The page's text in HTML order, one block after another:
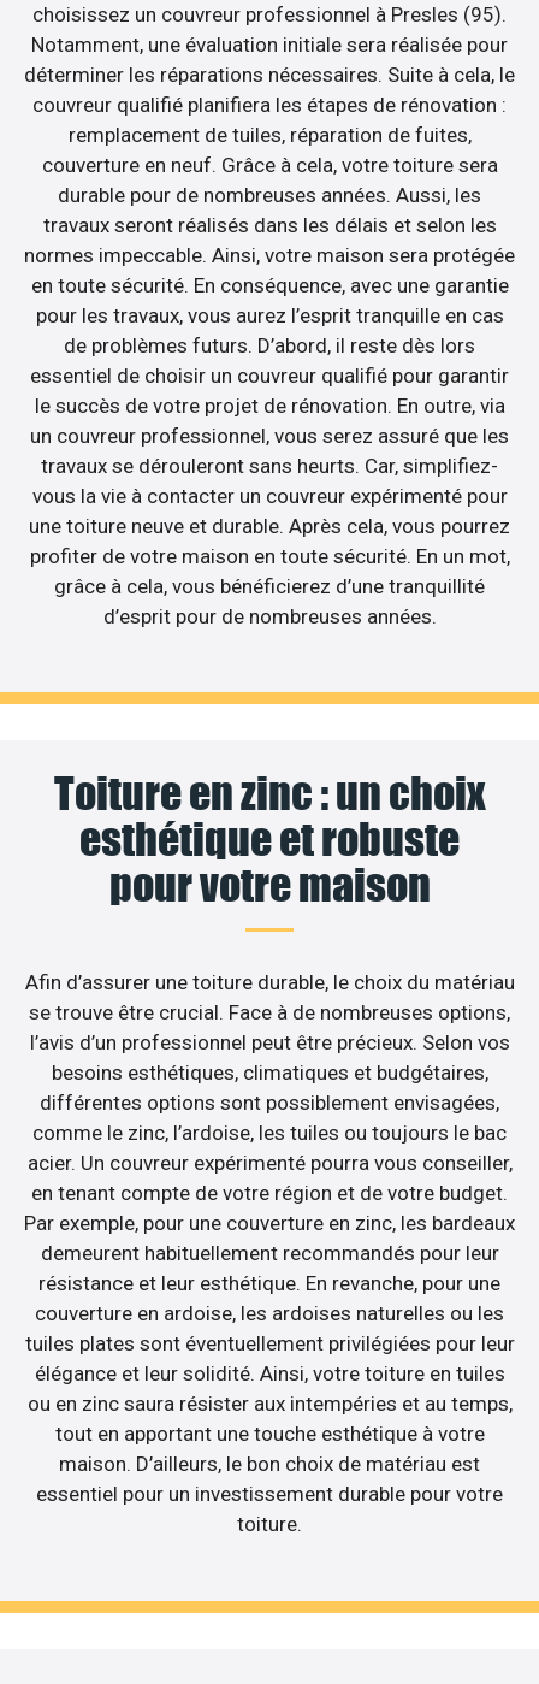
choisissez un couvreur professionnel à Presles (95).
Notamment, une évaluation initiale sera réalisée pour
déterminer les réparations nécessaires. Suite à cela, le
couvreur qualifié planifiera les étapes de rénovation :
remplacement de tuiles, réparation de fuites,
couverture en neuf. Grâce à cela, votre toiture sera
durable pour de nombreuses années. Aussi, les
travaux seront réalisés dans les délais et selon les
normes impeccable. Ainsi, votre maison sera protégée
en toute sécurité. En conséquence, avec une garantie
pour les travaux, vous aurez l’esprit tranquille en cas
de problèmes futurs. D’abord, il reste dès lors
essentiel de choisir un couvreur qualifié pour garantir
le succès de votre projet de rénovation. En outre, via
un couvreur professionnel, vous serez assuré que les
travaux se dérouleront sans heurts. Car, simplifiez-
vous la vie à contacter un couvreur expérimenté pour
une toiture neuve et durable. Après cela, vous pourrez
profiter de votre maison en toute sécurité. En un mot,
grâce à cela, vous bénéficierez d’une tranquillité
d’esprit pour de nombreuses années.
Toiture en zinc : un choix
esthétique et robuste
pour votre maison
Afin d’assurer une toiture durable, le choix du matériau
se trouve être crucial. Face à de nombreuses options,
l’avis d’un professionnel peut être précieux. Selon vos
besoins esthétiques, climatiques et budgétaires,
différentes options sont possiblement envisagées,
comme le zinc, l’ardoise, les tuiles ou toujours le bac
acier. Un couvreur expérimenté pourra vous conseiller,
en tenant compte de votre région et de votre budget.
Par exemple, pour une couverture en zinc, les bardeaux
demeurent habituellement recommandés pour leur
résistance et leur esthétique. En revanche, pour une
couverture en ardoise, les ardoises naturelles ou les
tuiles plates sont éventuellement privilégiées pour leur
élégance et leur solidité. Ainsi, votre toiture en tuiles
ou en zinc saura résister aux intempéries et au temps,
tout en apportant une touche esthétique à votre
maison. D’ailleurs, le bon choix de matériau est
essentiel pour un investissement durable pour votre
toiture.